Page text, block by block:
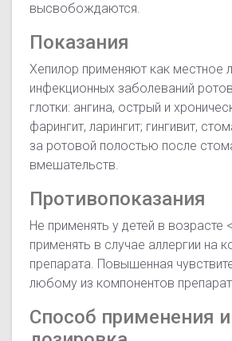
высвобождаются.
Показания
Хепилор применяют как местное
инфекционных заболеваний
глотки: ангина, острый и
фарингит, ларингит; гингивит,
за ротовой полостью после
вмешательств.
Противопоказания
Не применять у детей в возрасте
применять в случае аллергии на
препарата. Повышенная
любому из компонентов
Способ применения и